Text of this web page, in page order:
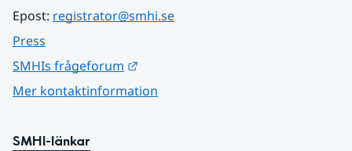
Epost: registrator@smhi.se
Press
SMHIs frågeforum
Mer kontaktinformation
SMHI-länkar